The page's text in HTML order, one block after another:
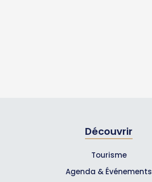
Découvrir
Tourisme
Agenda & Événements